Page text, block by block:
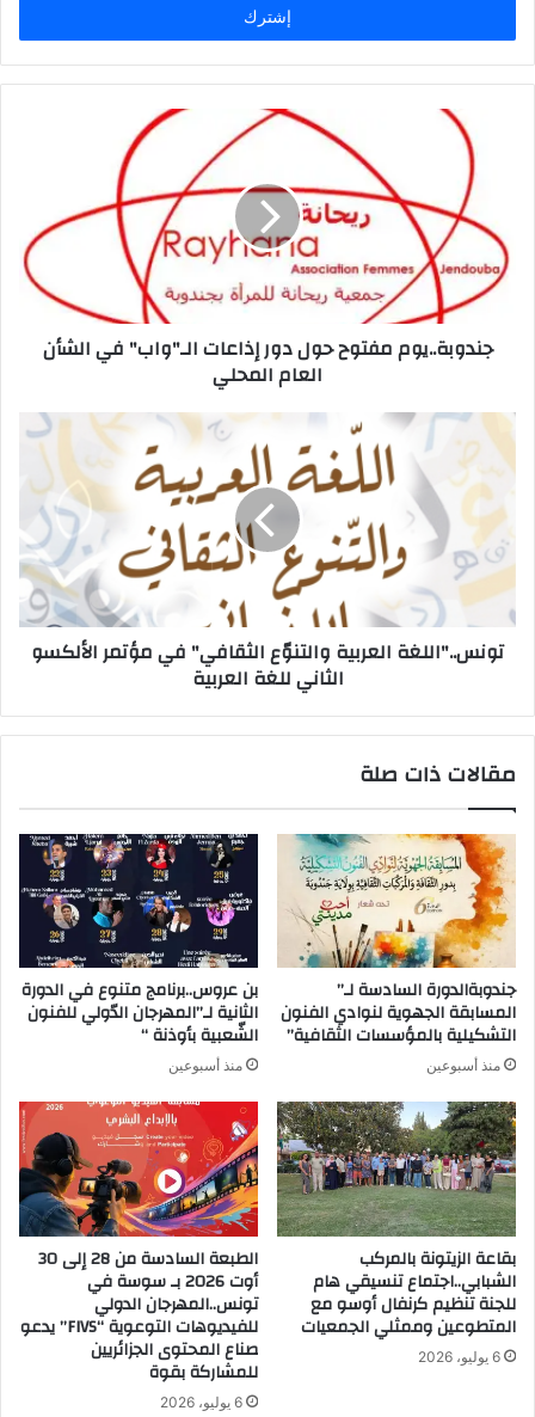
جندوبة..يوم مفتوح حول دور إذاعات الـ"واب" في الشأن
العام المحلي
تونس.."اللغة العربية والتنوّع الثقافي" في مؤتمر الألكسو
الثاني للغة العربية
مقالات ذات صلة
جندوبةالدورة السادسة لـ”
المسابقة الجهوية لنوادي الفنون
التشكيلية بالمؤسسات الثقافية”
منذ أسبوعين
بن عروس..برنامج متنوع في الدورة
الثانية لـ”المهرجان الدّولي للفنون
الشّعبية بأوذنة “
منذ أسبوعين
بقاعة الزيتونة بالمركب
الشبابي..اجتماع تنسيقي هام
للجنة تنظيم كرنفال أوسو مع
المتطوعين وممثلي الجمعيات
6 يوليو، 2026
الطبعة السادسة من 28 إلى 30
أوت 2026 بـ سوسة في
تونس..المهرجان الدولي
للفيديوهات التوعوية “FIVS” يدعو
صناع المحتوى الجزائريين
للمشاركة بقوة
6 يوليو، 2026